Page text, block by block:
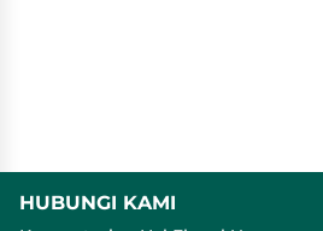
HUBUNGI KAMI